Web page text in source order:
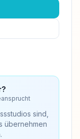
sind,
übernehmen